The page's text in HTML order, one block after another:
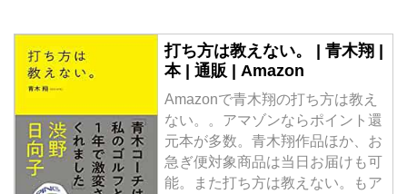
打ち方は教えない。 | 青木翔 |
本 | 通販 | Amazon
Amazonで青木翔の打ち方は教え
ない。。アマゾンならポイント還
元本が多数。青木翔作品ほか、お
急ぎ便対象商品は当日お届けも可
能。また打ち方は教えない。もア